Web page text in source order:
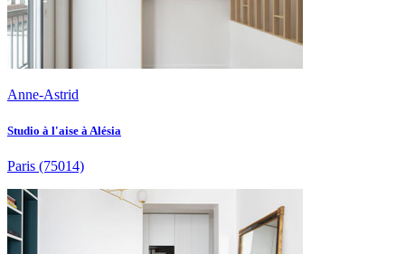
Anne-Astrid
Studio à l'aise à Alésia
Paris (75014)